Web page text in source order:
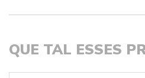
QUE TAL ESSES